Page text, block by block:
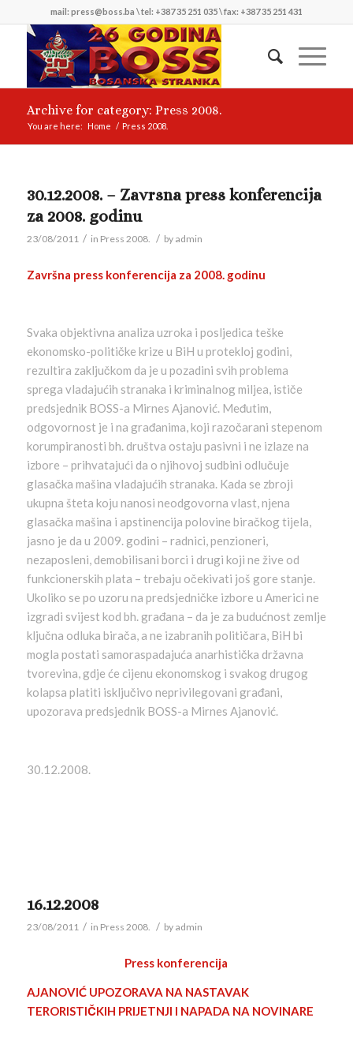
mail: press@boss.ba \ tel: +387 35 251 035 \ fax: +387 35 251 431
Archive for category: Press 2008.
You are here: Home / Press 2008.
30.12.2008. – Zavrsna press konferencija
za 2008. godinu
23/08/2011 / in Press 2008. / by admin
Završna press konferencija za 2008. godinu
Svaka objektivna analiza uzroka i posljedica teške
ekonomsko-političke krize u BiH u protekloj godini,
rezultira zaključkom da je u pozadini svih problema
sprega vladajućih stranaka i kriminalnog miljea, ističe
predsjednik BOSS-a Mirnes Ajanović. Međutim,
odgovornost je i na građanima, koji razočarani stepenom
korumpiranosti bh. društva ostaju pasivni i ne izlaze na
izbore – prihvatajući da o njihovoj sudbini odlučuje
glasačka mašina vladajućih stranaka. Kada se zbroji
ukupna šteta koju nanosi neodgovorna vlast, njena
glasačka mašina i apstinencija polovine biračkog tijela,
jasno je da u 2009. godini – radnici, penzioneri,
nezaposleni, demobilisani borci i drugi koji ne žive od
funkcionerskih plata – trebaju očekivati još gore stanje.
Ukoliko se po uzoru na predsjedničke izbore u Americi ne
izgradi svijest kod bh. građana – da je za budućnost zemlje
ključna odluka birača, a ne izabranih političara, BiH bi
mogla postati samoraspadajuća anarhistička državna
tvorevina, gdje će cijenu ekonomskog i svakog drugog
kolapsa platiti isključivo neprivilegovani građani,
upozorava predsjednik BOSS-a Mirnes Ajanović.
30.12.2008.
16.12.2008
23/08/2011 / in Press 2008. / by admin
Press konferencija
AJANOVIĆ UPOZORAVA NA NASTAVAK
TERORISTIČKIH PRIJETNJI I NAPADA NA NOVINARE